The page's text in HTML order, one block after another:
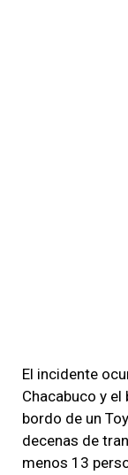
El incidente
Chacabuco y
bordo de un
decenas de
menos 13